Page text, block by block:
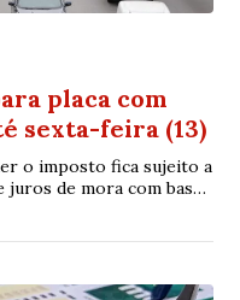
placa com
sexta-feira (13)
o imposto fica sujeito a
juros de mora com base